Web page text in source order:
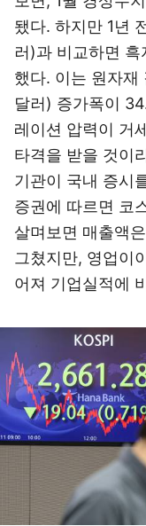
됐다. 하지만 1년
러)과 비교하면
했다. 이는 원자
달러) 증가폭이
레이션 압력이 거
타격을 받을 것이
기관이 국내 증시
증권에 따르면 코
살며보면 매출액
그쳤지만, 영업이
어져 기업실적에